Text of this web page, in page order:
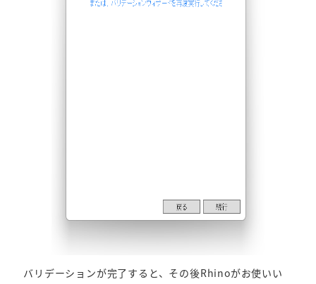
バリデーションが完了すると、その後Rhinoがお使いい